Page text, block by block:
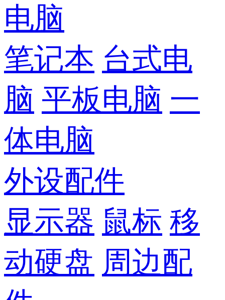
电脑
笔记本 台式电
脑 平板电脑 一
体电脑
外设配件
显示器 鼠标 移
动硬盘 周边配